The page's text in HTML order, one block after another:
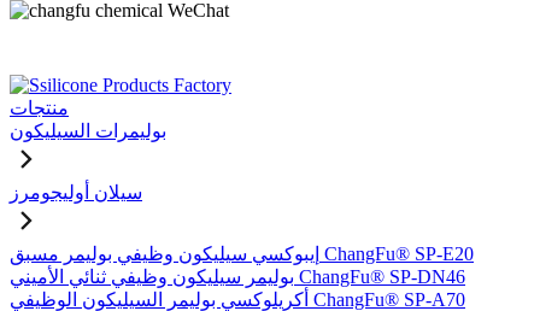
منتجات
بوليمرات السيليكون
سيلان أوليجومرز
إيبوكسي سيليكون وظيفي بوليمر مسبق ChangFu® SP-E20
بوليمر سيليكون وظيفي ثنائي الأميني ChangFu® SP-DN46
أكريلوكسي بوليمر السيليكون الوظيفي ChangFu® SP-A70